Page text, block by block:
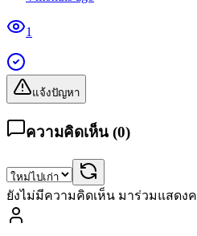
1
แจ้งปัญหา
ความคิดเห็น (0)
ยังไม่มีความคิดเห็น มาร่วมแสดง